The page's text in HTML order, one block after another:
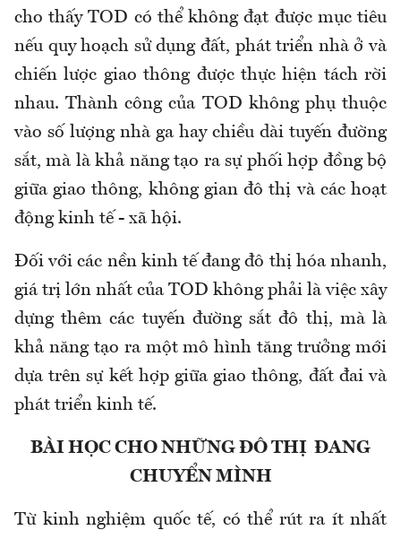
cho thấy TOD có thể không đạt được mục tiêu
nếu quy hoạch sử dụng đất, phát triển nhà ở và
chiến lược giao thông được thực hiện tách rời
nhau. Thành công của TOD không phụ thuộc
vào số lượng nhà ga hay chiều dài tuyến đường
sắt, mà là khả năng tạo ra sự phối hợp đồng bộ
giữa giao thông, không gian đô thị và các hoạt
động kinh tế - xã hội.
Đối với các nền kinh tế đang đô thị hóa nhanh,
giá trị lớn nhất của TOD không phải là việc xây
dựng thêm các tuyến đường sắt đô thị, mà là
khả năng tạo ra một mô hình tăng trưởng mới
dựa trên sự kết hợp giữa giao thông, đất đai và
phát triển kinh tế.
BÀI HỌC CHO NHỮNG ĐÔ THỊ ĐANG
CHUYỂN MÌNH
Từ kinh nghiệm quốc tế, có thể rút ra ít nhất